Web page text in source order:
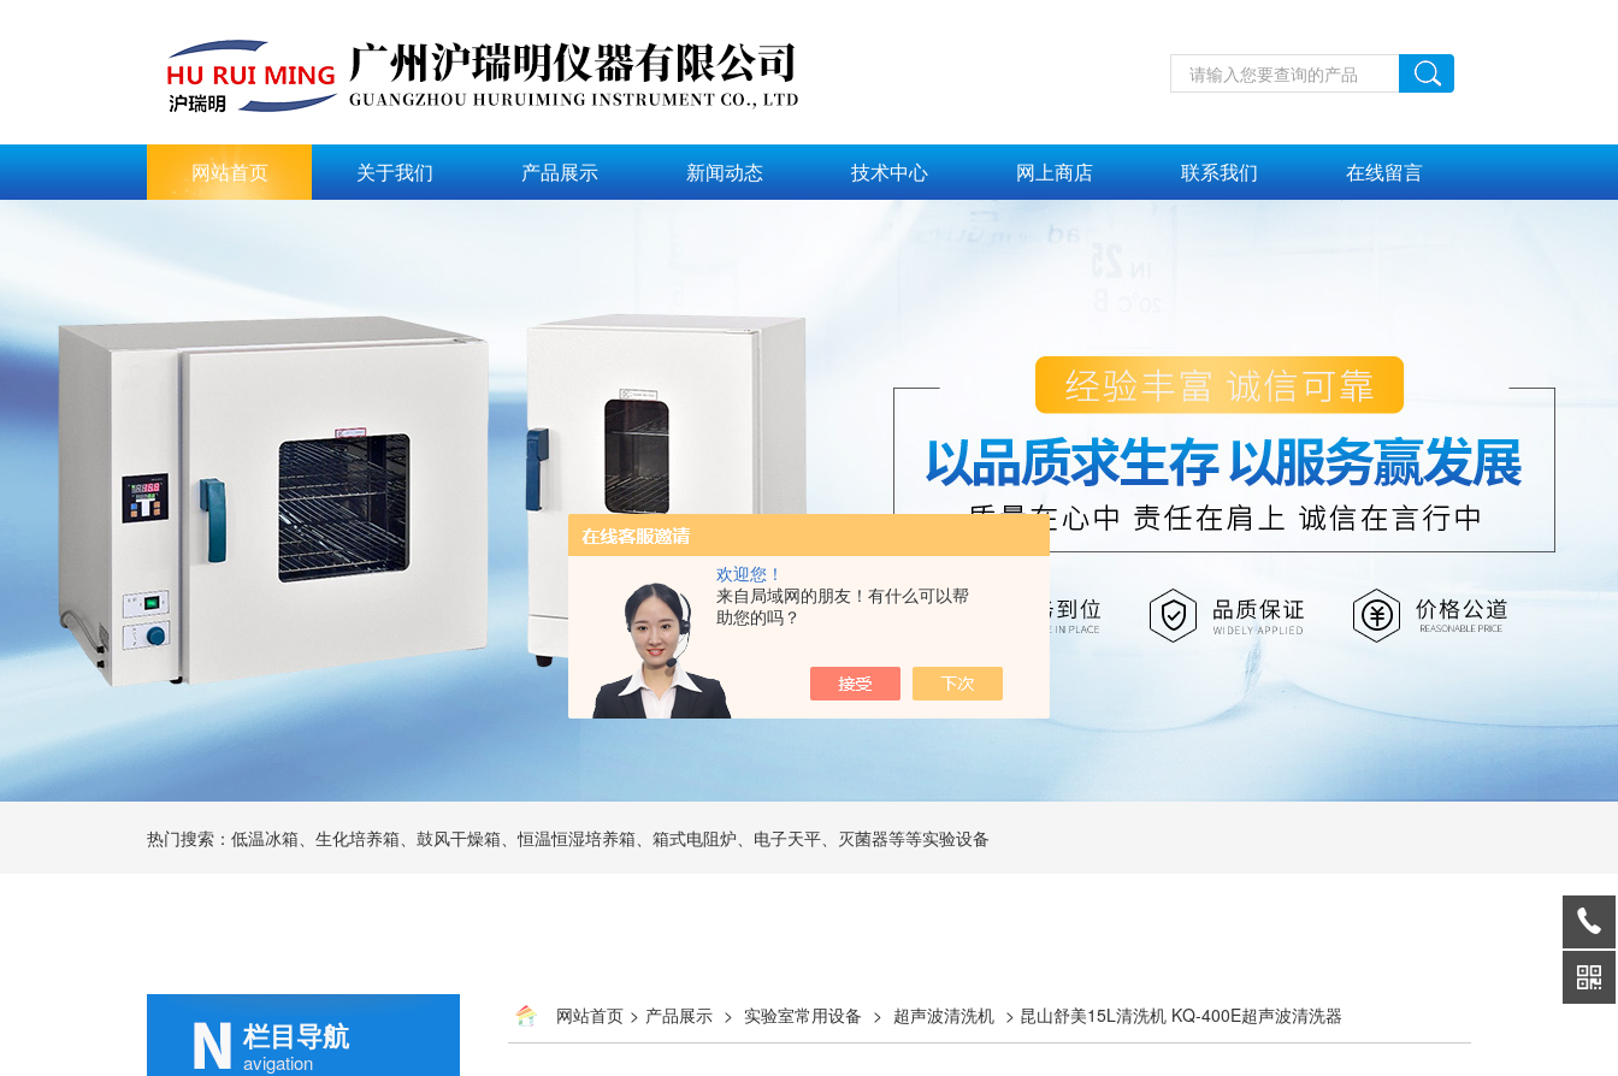
欢迎您！
来自局域网的朋友！有什么可以帮
助您的吗？
网站首页 关于我们 产品展示 新闻动态 技术中心 网上商店 联系我们 在线留言
热门搜索：低温冰箱、生化培养箱、鼓风干燥箱、恒温恒湿培养箱、箱式电阻炉、电子天平、灭菌器等等实验设备
栏目导航
avigation
网站首页 > 产品展示 > 实验室常用设备 > 超声波清洗机 > 昆山舒美15L清洗机 KQ-400E超声波清洗器